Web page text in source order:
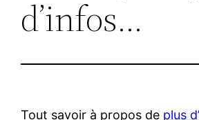
d’infos…
Tout savoir à propos de plus